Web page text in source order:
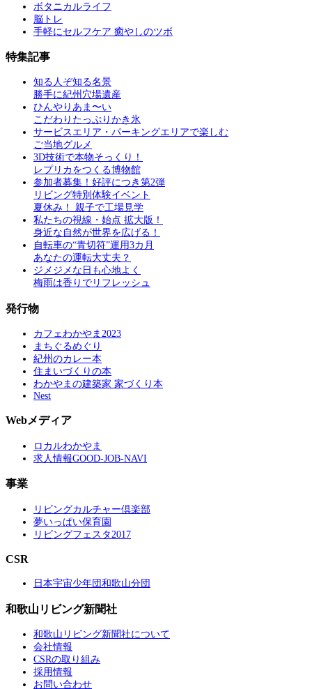
ボタニカルライフ
脳トレ
手軽にセルフケア 癒やしのツボ
特集記事
知る人ぞ知る名景
勝手に紀州穴場遺産
ひんやりあま〜い
こだわりたっぷりかき氷
サービスエリア・パーキングエリアで楽しむ
ご当地グルメ
3D技術で本物そっくり！
レプリカをつくる博物館
参加者募集！好評につき第2弾
リビング特別体験イベント
夏休み！ 親子で工場見学
私たちの視線・始点 拡大版！
身近な自然が世界を広げる！
自転車の“青切符”運用3カ月
あなたの運転大丈夫？
ジメジメな日も心地よく
梅雨は香りでリフレッシュ
発行物
カフェわかやま2023
まちぐるめぐり
紀州のカレー本
住まいづくりの本
わかやまの建築家 家づくり本
Nest
Webメディア
ロカルわかやま
求人情報GOOD-JOB-NAVI
事業
リビングカルチャー倶楽部
夢いっぱい保育園
リビングフェスタ2017
CSR
日本宇宙少年団和歌山分団
和歌山リビング新聞社
和歌山リビング新聞社について
会社情報
CSRの取り組み
採用情報
お問い合わせ